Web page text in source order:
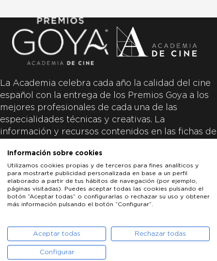
La Academia celebra cada año la calidad del cine
español con la entrega de los Premios Goya a los
mejores profesionales de cada una de las
especialidades técnicas y creativas. La
información y recursos contenidos en las fichas de
productoras de las películas y responsabilidad
única y exclusiva de las mismas.
ACADEMIA DE CINE
PATROCINADORES PRENSA CONTACTO
POLÍTICA DE COOKIES
Información sobre cookies
Utilizamos cookies propias y de terceros para fines analíticos y
para mostrarte publicidad personalizada en base a un perfil
elaborado a partir de tus hábitos de navegación (por ejemplo,
páginas visitadas). Puedes aceptar todas las cookies pulsando el
botón “Aceptar todas” o configurarlas o rechazar su uso y obtener
más información pulsando el botón “Configurar”.
Aceptar todas Rechazar todas
Configurar